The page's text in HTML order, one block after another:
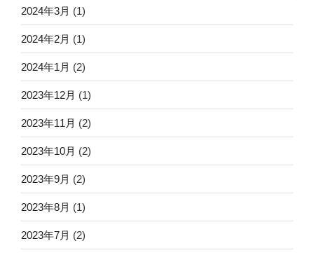
2024年3月 (1)
2024年2月 (1)
2024年1月 (2)
2023年12月 (1)
2023年11月 (2)
2023年10月 (2)
2023年9月 (2)
2023年8月 (1)
2023年7月 (2)